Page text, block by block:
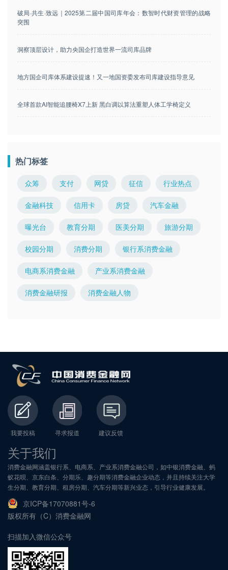
破局·共生·致远｜2025第二届中国司库年会：数智时代财资管理的战略
突围
洞察顶层设计，助力央国企打造世界一流司库品牌
地方国企司库体系建设提速！又一地国资委发布司库建设指导意见
全球首款AI智能追腰椅X7上新 黑白调以算法重塑人体工学椅定义
热门标签
众筹 支付 网贷 征信 行业热点
金融科技 信用卡 房贷 汽车金融
曝光台 教育分期 医美分期 旅游分期
校园分期 消费分期 银行系消费金融
电商系消费金融 产业系消费金融
消费金融研报 消费金融人物
我要投稿 寻求报道 建议反馈
关于我们
消费金融网涵盖银行系、电商系、产业系消费金融公司，如中银消费金融、蚂
蚁花呗、京东白条、分期乐、趣分期等消费金融企业动态，并且持续关注大学
生分期、教育分期、租房分期、汽车分期等新兴业态，引导行业健康发展。
京ICP备17070881号-6
版权所有（C）消费金融网
扫描加入微信公众号